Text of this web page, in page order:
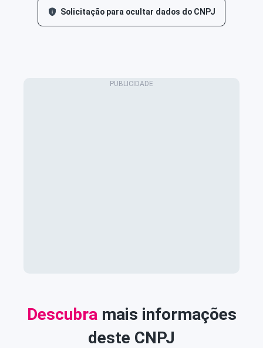
Solicitação para ocultar dados do CNPJ
Descubra mais informações
deste CNPJ